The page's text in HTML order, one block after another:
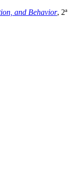
and Behavior, 2ª